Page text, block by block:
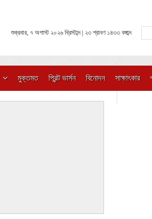
শুক্রবার, ৭ অগাস্ট ২০২৬ খ্রিস্টাব্দ | ২৩ শ্রাবণ ১৪৩৩ বঙ্গাব্দ
মুক্তমত প্রিন্ট ভার্সন বিনোদন সাক্ষাৎকার